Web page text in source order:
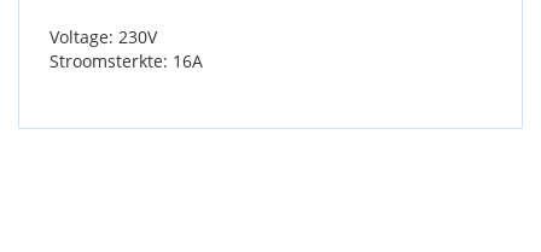
Voltage: 230V
Stroomsterkte: 16A